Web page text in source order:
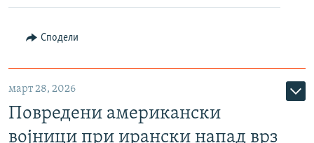
Сподели
март 28, 2026
Повредени американски
војници при ирански напад врз